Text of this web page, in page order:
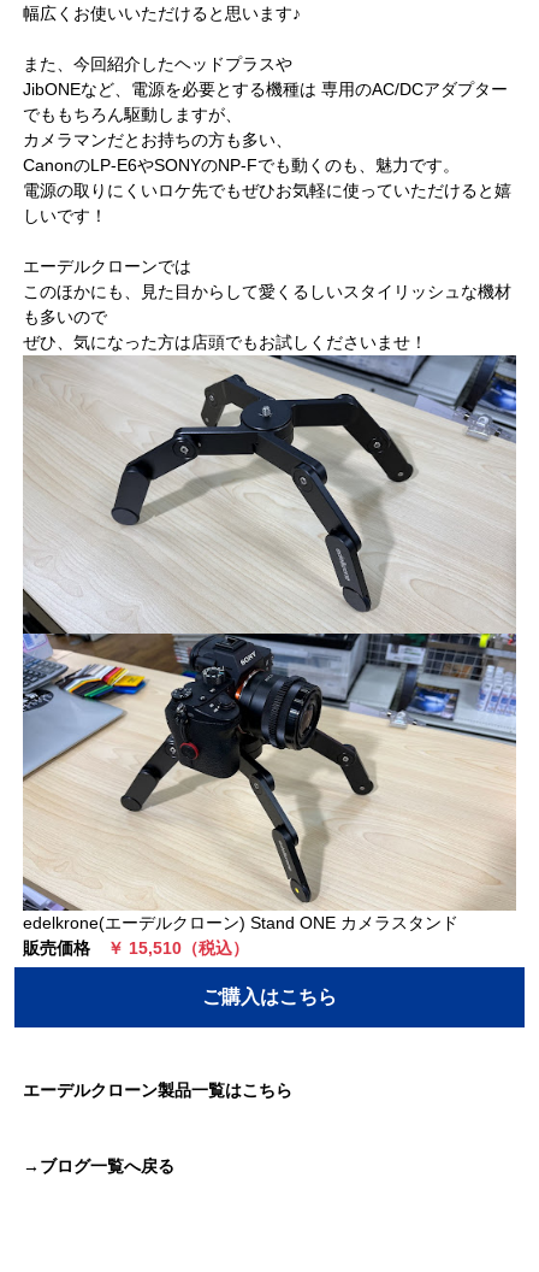
幅広くお使いいただけると思います♪
また、今回紹介したヘッドプラスや
JibONEなど、電源を必要とする機種は 専用のAC/DCアダプター
でももちろん駆動しますが、
カメラマンだとお持ちの方も多い、
CanonのLP-E6やSONYのNP-Fでも動くのも、魅力です。
電源の取りにくいロケ先でもぜひお気軽に使っていただけると嬉
しいです！
エーデルクローンでは
このほかにも、見た目からして愛くるしいスタイリッシュな機材
も多いので
ぜひ、気になった方は店頭でもお試しくださいませ！
edelkrone(エーデルクローン) Stand ONE カメラスタンド
販売価格
￥ 15,510（税込）
ご購入はこちら
エーデルクローン製品一覧はこちら
→ブログ一覧へ戻る